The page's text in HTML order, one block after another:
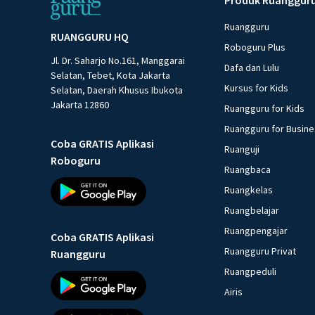
RUANGGURU HQ
Jl. Dr. Saharjo No.161, Manggarai
Selatan, Tebet, Kota Jakarta
Selatan, Daerah Khusus Ibukota
Jakarta 12860
Coba GRATIS Aplikasi
Roboguru
Coba GRATIS Aplikasi
Ruangguru
Ruangguru
Roboguru Plus
Dafa dan Lulu
Kursus for Kids
Ruangguru for Kids
Ruangguru for
Ruanguji
Ruangbaca
Ruangkelas
Ruangbelajar
Ruangpengajar
Ruangguru Privat
Ruangpeduli
Airis